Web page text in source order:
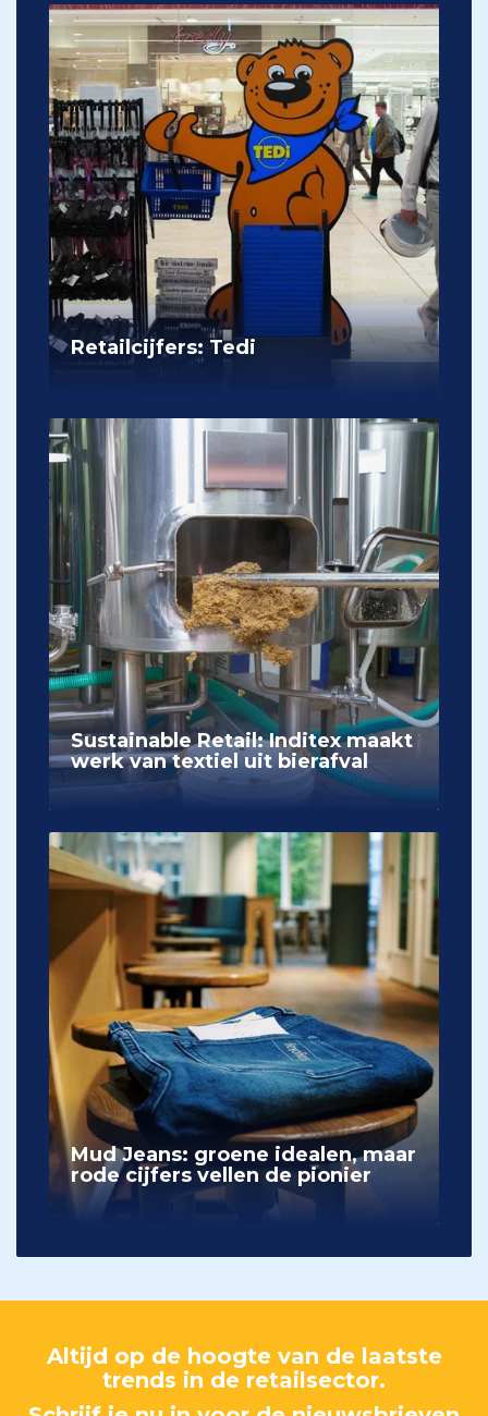
Retailcijfers: Tedi
Sustainable Retail: Inditex maakt
werk van textiel uit bierafval
Mud Jeans: groene idealen, maar
rode cijfers vellen de pionier
Altijd op de hoogte van de laatste
trends in de retailsector.